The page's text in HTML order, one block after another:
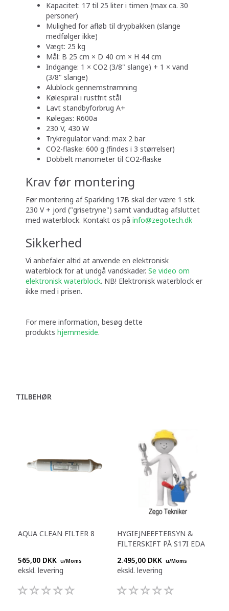
Kapacitet: 17 til 25 liter i timen (max ca. 30
personer)
Mulighed for afløb til drypbakken (slange
medfølger ikke)
Vægt: 25 kg
Mål: B 25 cm × D 40 cm × H 44 cm
Indgange: 1 × CO2 (3/8" slange) + 1 × vand
(3/8" slange)
Alublock gennemstrømning
Kølespiral i rustfrit stål
Lavt standbyforbrug A+
Kølegas: R600a
230 V, 430 W
Trykregulator vand: max 2 bar
CO2-flaske: 600 g (findes i 3 størrelser)
Dobbelt manometer til CO2-flaske
Krav før montering
Før montering af Sparkling 17B skal der være 1 stk.
230 V + jord ("grisetryne") samt vandudtag afsluttet
med waterblock. Kontakt os på info@zegotech.dk
Sikkerhed
Vi anbefaler altid at anvende en elektronisk
waterblock for at undgå vandskader. Se video om
elektronisk waterblock. NB! Elektronisk waterblock er
ikke med i prisen.
For mere information, besøg dette
produkts hjemmeside.
TILBEHØR
AQUA CLEAN FILTER 8
565,00 DKK u/Moms
ekskl. levering
HYGIEJNEEFTERSYN &
FILTERSKIFT PÅ S17I EDA
2.495,00 DKK u/Moms
ekskl. levering